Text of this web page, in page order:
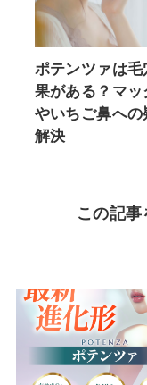
ポテンツァは毛
果がある？マッ
やいちご鼻への
解決
この記